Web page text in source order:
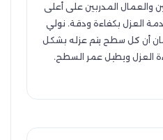
والعمال المدربين على أعلى
العزل بكفاءة ودقة. نولي
أن كل سطح يتم عزله بشكل
العزل ويطيل عمر السطح.